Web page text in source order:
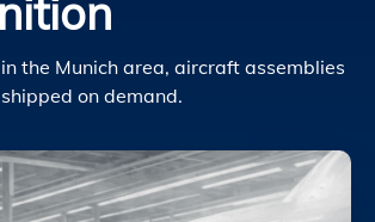
the Munich area, aircraft assemblies
on demand.